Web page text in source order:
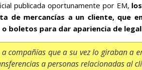
publicada oportunamente por EM,
de mercancías a un cliente, que
boletos para dar apariencia de
compañías que a su vez lo giraban a
a personas relacionadas al